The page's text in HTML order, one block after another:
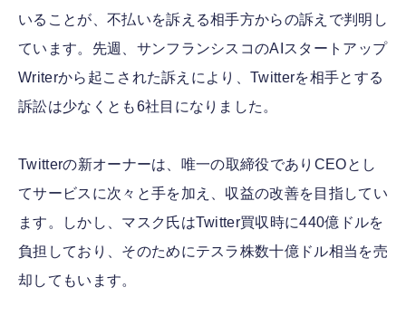
いることが、不払いを訴える相手方からの訴えで判明し
ています。先週、サンフランシスコのAIスタートアップ
Writerから起こされた訴えにより、Twitterを相手とする
訴訟は少なくとも6社目になりました。
Twitterの新オーナーは、唯一の取締役でありCEOとし
てサービスに次々と手を加え、収益の改善を目指してい
ます。しかし、マスク氏はTwitter買収時に440億ドルを
負担しており、そのためにテスラ株数十億ドル相当を売
却してもいます。